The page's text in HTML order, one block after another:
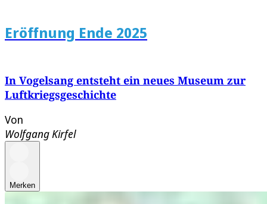
Eröffnung Ende 2025
In Vogelsang entsteht ein neues Museum zur
Luftkriegsgeschichte
Von
Wolfgang Kirfel
Merken